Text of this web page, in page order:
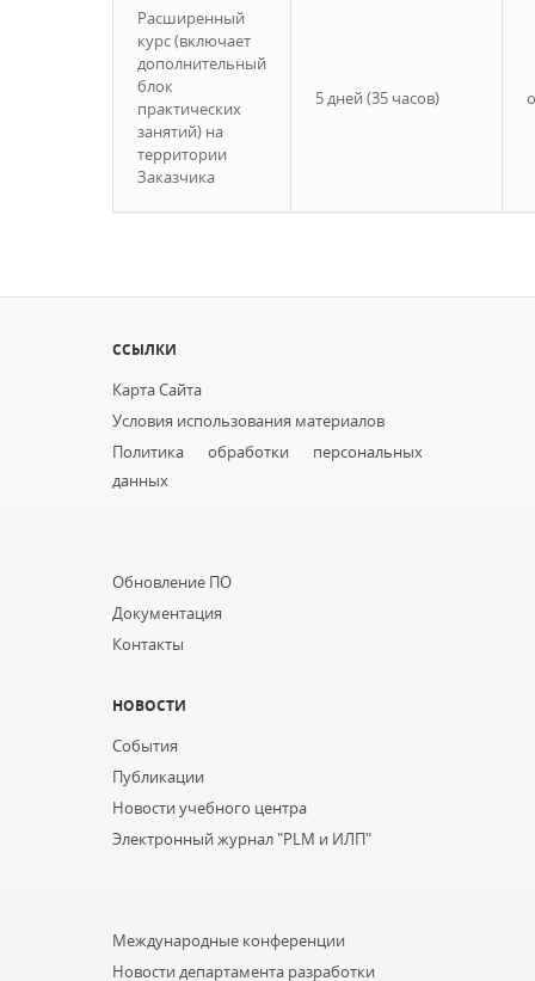
Расширенный
курс (включает
дополнительный
блок
практических
занятий) на
территории
Заказчика
5 дней (35 часов)
ССЫЛКИ
Карта Сайта
Условия использования материалов
Политика обработки персональных
данных
Обновление ПО
Документация
Контакты
НОВОСТИ
События
Публикации
Новости учебного центра
Электронный журнал "PLM и ИЛП"
Международные конференции
Новости департамента разработки